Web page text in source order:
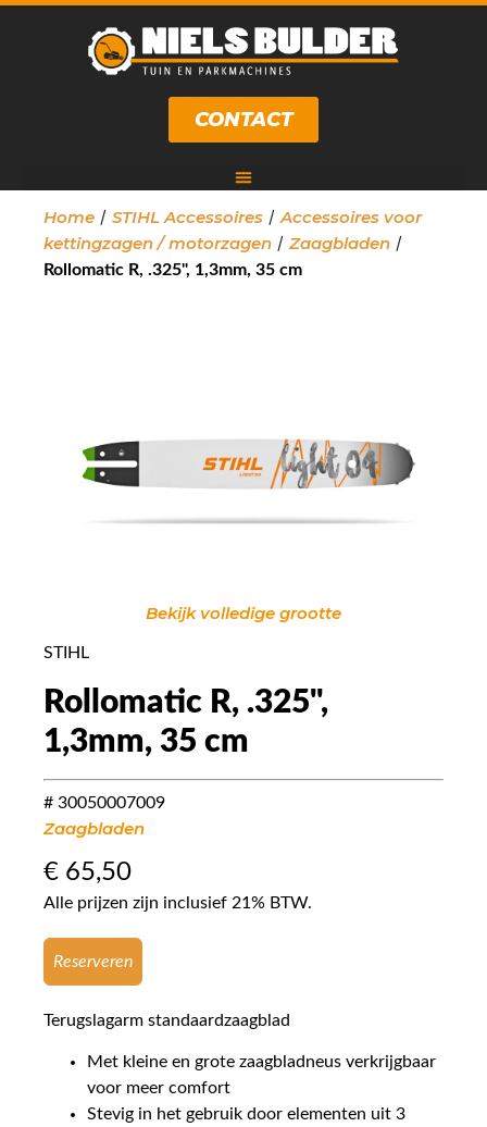
CONTACT
Home / STIHL Accessoires / Accessoires voor
kettingzagen / motorzagen / Zaagbladen /
Rollomatic R, .325", 1,3mm, 35 cm
Bekijk volledige grootte
STIHL
Rollomatic R, .325",
1,3mm, 35 cm
# 30050007009
Zaagbladen
€ 65,50
Alle prijzen zijn inclusief 21% BTW.
Reserveren
Terugslagarm standaardzaagblad
Met kleine en grote zaagbladneus verkrijgbaar
voor meer comfort
Stevig in het gebruik door elementen uit 3